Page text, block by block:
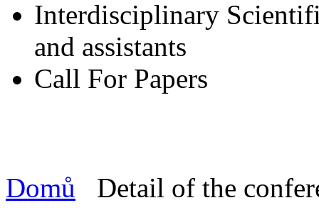
Interdisciplinary
and assistants
Call For Papers
Domů Detail of the